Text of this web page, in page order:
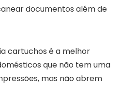
documentos além de
cartuchos é a melhor
que não tem uma
mas não abrem